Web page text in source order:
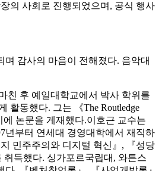
의 사회로 진행되었으며, 공식 행사
감사의 마음이 전해졌다. 음악대
친 후 예일대학교에서 박사 학위를
활동했다. 그는 《The Routledge
에 논문을 게재했다.이호근 교수는
년부터 연세대 경영대학에서 재직하
민주주의와 디지털 혁신』, 『성당
취득했다. 싱가포르국립대, 와튼스